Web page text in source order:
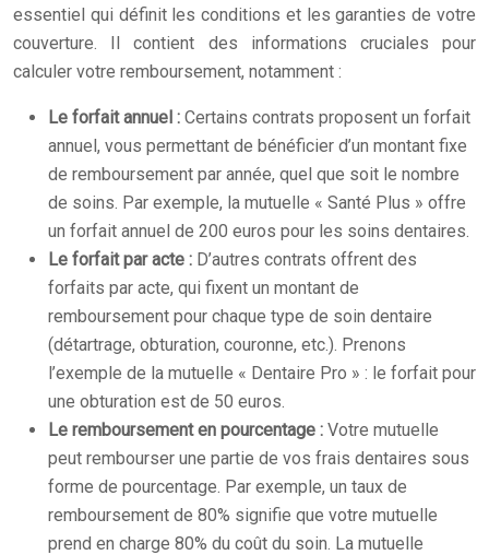
essentiel qui définit les conditions et les garanties de votre
couverture. Il contient des informations cruciales pour
calculer votre remboursement, notamment :
Le forfait annuel : Certains contrats proposent un forfait
annuel, vous permettant de bénéficier d’un montant fixe
de remboursement par année, quel que soit le nombre
de soins. Par exemple, la mutuelle « Santé Plus » offre
un forfait annuel de 200 euros pour les soins dentaires.
Le forfait par acte : D’autres contrats offrent des
forfaits par acte, qui fixent un montant de
remboursement pour chaque type de soin dentaire
(détartrage, obturation, couronne, etc.). Prenons
l’exemple de la mutuelle « Dentaire Pro » : le forfait pour
une obturation est de 50 euros.
Le remboursement en pourcentage : Votre mutuelle
peut rembourser une partie de vos frais dentaires sous
forme de pourcentage. Par exemple, un taux de
remboursement de 80% signifie que votre mutuelle
prend en charge 80% du coût du soin. La mutuelle